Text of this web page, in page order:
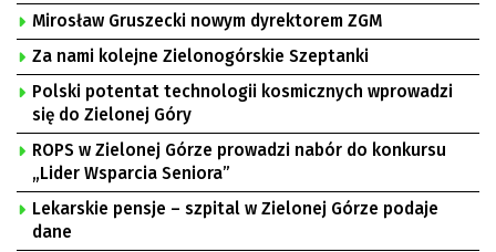
Mirosław Gruszecki nowym dyrektorem ZGM
Za nami kolejne Zielonogórskie Szeptanki
Polski potentat technologii kosmicznych wprowadzi
się do Zielonej Góry
ROPS w Zielonej Górze prowadzi nabór do konkursu
„Lider Wsparcia Seniora”
Lekarskie pensje – szpital w Zielonej Górze podaje
dane